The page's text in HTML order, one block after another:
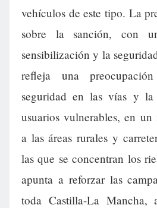
vehículos de este tipo. La
sobre la sanción, con
sensibilización y la
refleja una
seguridad en las vías y
usuarios vulnerables, en
a las áreas rurales y
las que se concentran los
apunta a reforzar las
toda Castilla-La Mancha,